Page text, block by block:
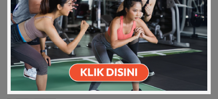
Download on the
Apps Store
Get it on Play
Store
3M Plus Untuk Cegah DBD
20 Mar 2024
Suka Minum Boba Tapi Takut
Ngerusak Diet? Ini…
02 Dec 2019